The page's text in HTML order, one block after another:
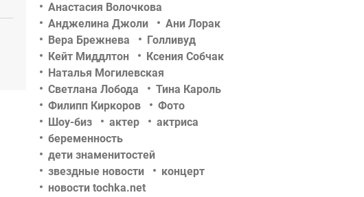
Анастасия Волочкова
Анджелина Джоли
Ани Лорак
Вера Брежнева
Голливуд
Кейт Миддлтон
Ксения Собчак
Наталья Могилевская
Светлана Лобода
Тина Кароль
Филипп Киркоров
Фото
Шоу-биз
актер
актриса
беременность
дети знаменитостей
звездные новости
концерт
новости tochka.net